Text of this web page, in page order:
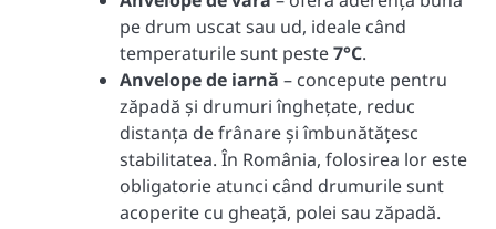
pe drum uscat sau ud, ideale când
temperaturile sunt peste7°C.
Anvelope de iarnă – concepute pentru
zăpadă și drumuri înghețate, reduc
distanța de frânare și îmbunătățesc
stabilitatea. În România, folosirea lor este
obligatorie atunci când drumurile sunt
acoperite cu gheață, polei sau zăpadă.